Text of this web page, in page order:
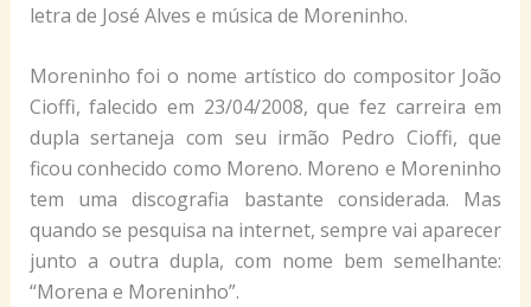
letra de José Alves e música de Moreninho.
Moreninho foi o nome artístico do compositor João
Cioffi, falecido em 23/04/2008, que fez carreira em
dupla sertaneja com seu irmão Pedro Cioffi, que
ficou conhecido como Moreno. Moreno e Moreninho
tem uma discografia bastante considerada. Mas
quando se pesquisa na internet, sempre vai aparecer
junto a outra dupla, com nome bem semelhante:
“Morena e Moreninho”.